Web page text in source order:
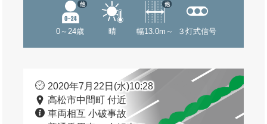
0～24歳
他
晴 幅13.0m～
他
３灯式信号
2020年7月22日(水)10:28
高松市中間町 付近
車両相互 小破事故